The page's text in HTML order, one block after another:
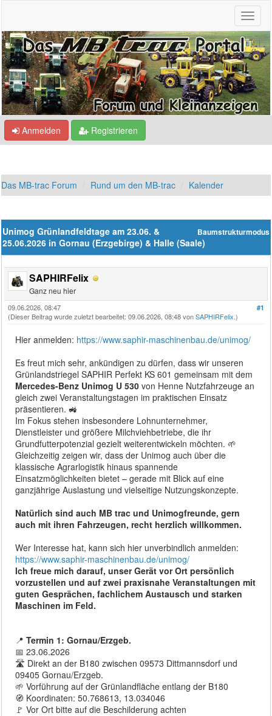
Anmelden Registrieren
Das MB-trac Forum Rund um den MB-trac Kalender
Baumstrukturmodus
Unimog Grünlandfeldtage am 23.06. &
25.06.2026 in Gornau (Erzgebirge) & Halle (Saale)
SAPHIRFelix
Ganz neu hier
#1
09.06.2026, 08:47
(Dieser Beitrag wurde zuletzt bearbeitet: 09.06.2026, 08:48 vonSAPHIRFelix .)
Hier anmelden: https://www.saphir-maschinenbau.de/unimog/
Es freut mich sehr, ankündigen zu dürfen, dass wir unseren
Grünlandstriegel SAPHIR Perfekt KS 601 gemeinsam mit dem
Mercedes-Benz Unimog U 530 von Henne Nutzfahrzeuge an
gleich zwei Veranstaltungstagen im praktischen Einsatz
präsentieren. 🚜
Im Fokus stehen insbesondere Lohnunternehmer,
Dienstleister und größere Milchviehbetriebe, die ihr
Grundfutterpotenzial gezielt weiterentwickeln möchten. 🌱
Gleichzeitig zeigen wir, dass der Unimog auch über die
klassische Agrarlogistik hinaus spannende
Einsatzmöglichkeiten bietet – gerade mit Blick auf eine
ganzjährige Auslastung und vielseitige Nutzungskonzepte.
Natürlich sind auch MB trac und Unimogfreunde, gern
auch mit ihren Fahrzeugen, recht herzlich willkommen.
Wer Interesse hat, kann sich hier unverbindlich anmelden:
https://www.saphir-maschinenbau.de/unimog/
Ich freue mich darauf, unser Gerät vor Ort persönlich
vorzustellen und auf zwei praxisnahe Veranstaltungen mit
guten Gesprächen, fachlichem Austausch und starken
Maschinen im Feld.
📍Termin 1: Gornau/Erzgeb.
📅 23.06.2026
🛣️ Direkt an der B180 zwischen 09573 Dittmannsdorf und
09405 Gornau/Erzgeb.
🌱 Vorführung auf der Grünlandfläche entlang der B180
🧭 Koordinaten: 50.768613, 13.034046
🚩 Vor Ort bitte auf die Beschilderung achten